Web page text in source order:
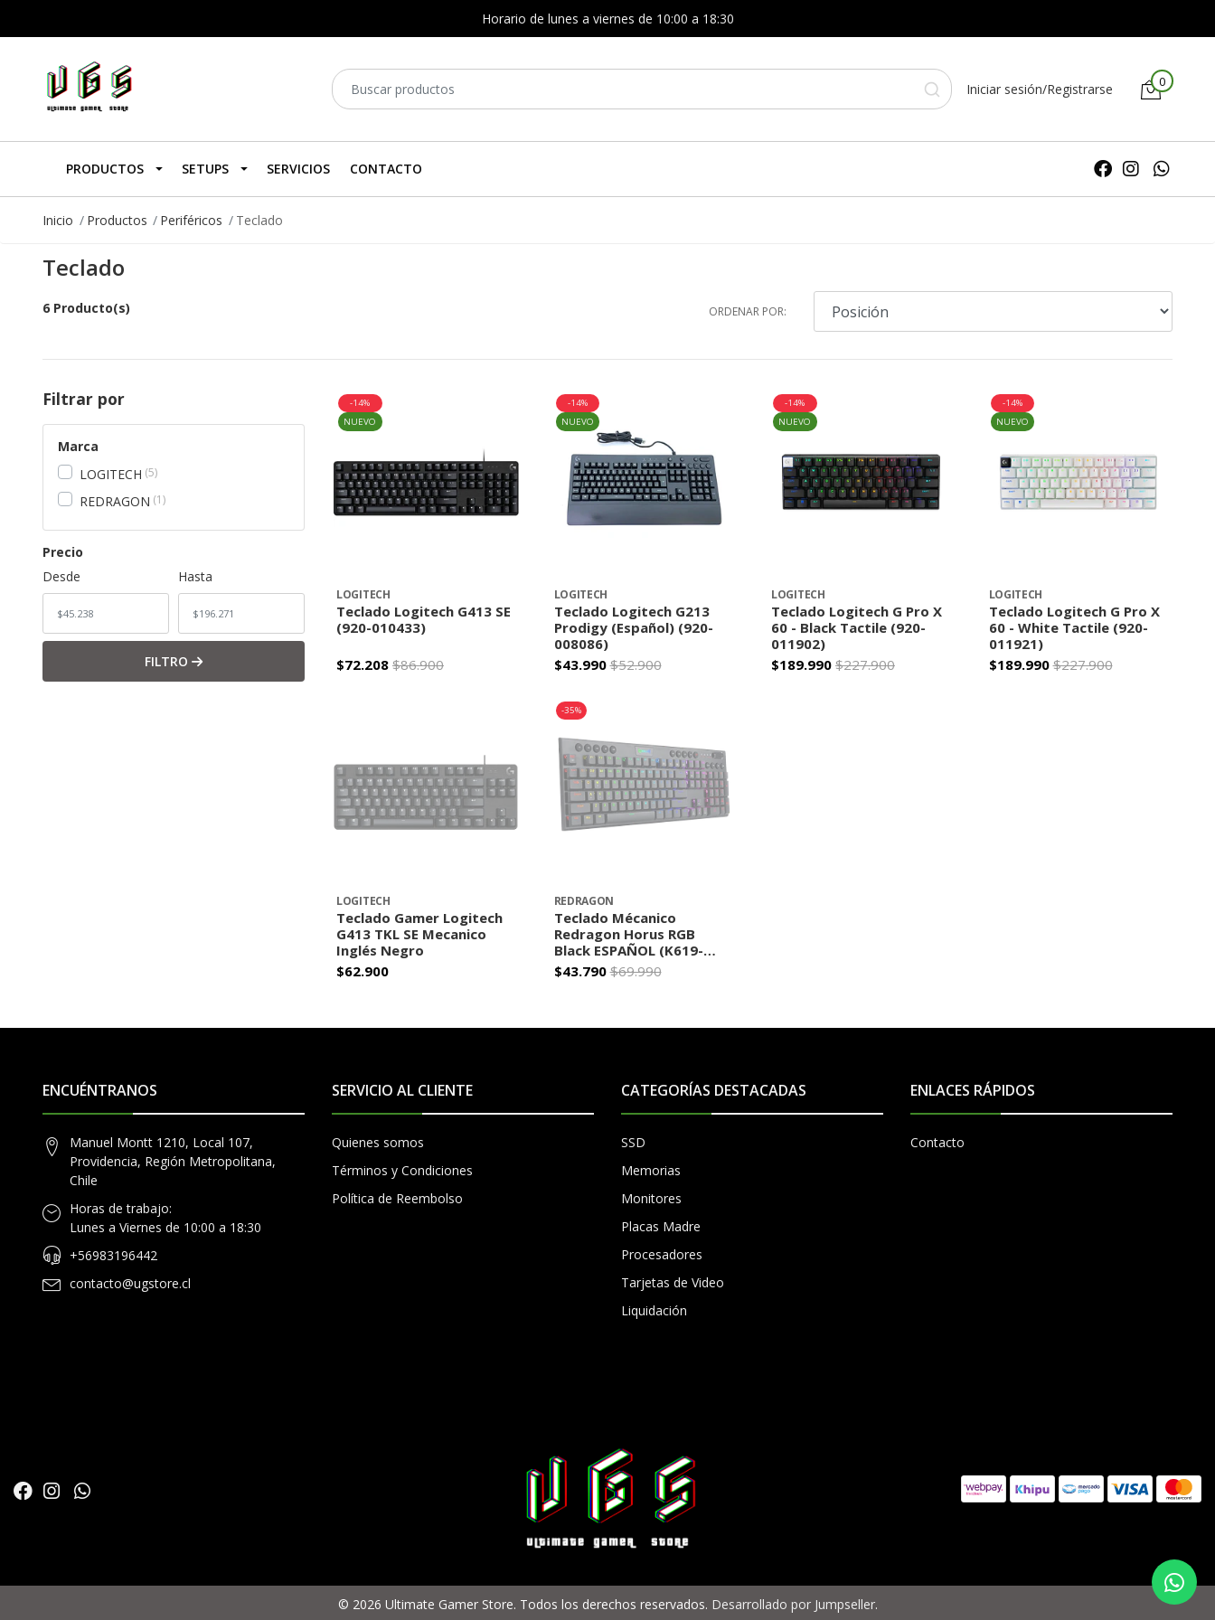
Horario de lunes a viernes de 10:00 a 18:30
Iniciar sesión/Registrarse 0
PRODUCTOS SETUPS SERVICIOS CONTACTO
Inicio Productos Periféricos Teclado
Teclado
6 Producto(s) ORDENAR POR:
Filtrar por
Marca
LOGITECH 5
REDRAGON 1
Precio
Desde
Hasta
FILTRO
-14%
NUEVO
LOGITECH
Teclado Logitech G413 SE
(920-010433)
+
-
$72.208 $86.900
-14%
NUEVO
LOGITECH
Teclado Logitech G213
Prodigy (Español) (920-
008086)
+
-
$43.990 $52.900
-14%
NUEVO
LOGITECH
Teclado Logitech G Pro X
60 - Black Tactile (920-
011902)
+
-
$189.990 $227.900
-14%
NUEVO
LOGITECH
Teclado Logitech G Pro X
60 - White Tactile (920-
011921)
+
-
$189.990 $227.900
LOGITECH
Teclado Gamer Logitech
G413 TKL SE Mecanico
Inglés Negro
$62.900
-35%
REDRAGON
Teclado Mécanico
Redragon Horus RGB
Black ESPAÑOL (K619-
RGB-SP-RD)
AGOTADO
$43.790 $69.990
ENCUÉNTRANOS
Manuel Montt 1210, Local 107,
Providencia, Región Metropolitana,
Chile
Horas de trabajo:
Lunes a Viernes de 10:00 a 18:30
+56983196442
contacto@ugstore.cl
SERVICIO AL CLIENTE
Quienes somos
Términos y Condiciones
Política de Reembolso
CATEGORÍAS DESTACADAS
SSD
Memorias
Monitores
Placas Madre
Procesadores
Tarjetas de Video
Liquidación
ENLACES RÁPIDOS
Contacto
© 2026 Ultimate Gamer Store. Todos los derechos reservados. Desarrollado por Jumpseller.